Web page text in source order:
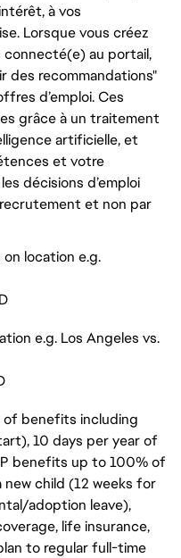
à vos
Lorsque vous créez
au portail,
des recommandations"
d’emploi. Ces
grâce à un traitement
artificielle, et
et votre
décisions d’emploi
et non par
location e.g.
e.g. Los Angeles vs.
of benefits including
10 days per year of
benefits up to 100% of
new child (12 weeks for
adoption leave),
life insurance,
to regular full-time